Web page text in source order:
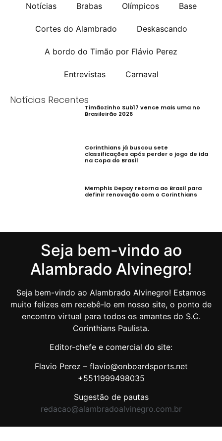
Notícias Brabas Olímpicos Base
Cortes do Alambrado Deskascando
A bordo do Timão por Flávio Perez
Entrevistas Carnaval
Notícias Recentes
Timãozinho Sub17 vence mais uma no
Brasileirão 2026
Corinthians já buscou sete
classificações após perder o jogo de ida
na Copa do Brasil
Memphis Depay retorna ao Brasil para
definir renovação com o Corinthians
Seja bem-vindo ao
Alambrado Alvinegro!
Seja bem-vindo ao Alambrado Alvinegro! Estamos
muito felizes em recebê-lo em nosso site, o ponto de
encontro virtual para todos os amantes do S.C.
Corinthians Paulista.
Editor-chefe e comercial do site:
Flavio Perez – flavio@onboardsports.net
+5511999498035
Sugestão de pautas
redacao@alambradoalvinegro.com.br